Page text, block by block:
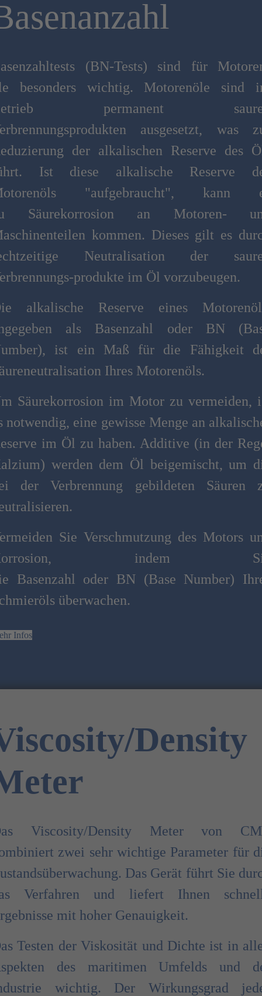
(BN-Tests) sind für
besonders wichtig. Motorenöle sind
permanent
ausgesetzt, was
der alkalischen Reserve des
Ist diese alkalische Reserve
"aufgebraucht", kann
Säurekorrosion an Motoren-
kommen. Dieses gilt es
Neutralisation der
produkte im Öl vorzubeugen.
alkalische Reserve eines
als Basenzahl oder BN
ist ein Maß für die Fähigkeit
Ihres Motorenöls.
Säurekorrosion im Motor zu vermeiden,
notwendig, eine gewisse Menge an
im Öl zu haben. Additive (in der
werden dem Öl beigemischt, um
der Verbrennung gebildeten Säuren
Sie Verschmutzung des Motors
indem
Basenzahl oder BN (Base Number)
überwachen.
Infos
Density
Viscosity/Density Meter von
zwei sehr wichtige Parameter für
Das Gerät führt Sie
Verfahren und liefert Ihnen
mit hoher Genauigkeit.
Testen der Viskosität und Dichte ist in
des maritimen Umfelds und
wichtig. Der Wirkungsgrad